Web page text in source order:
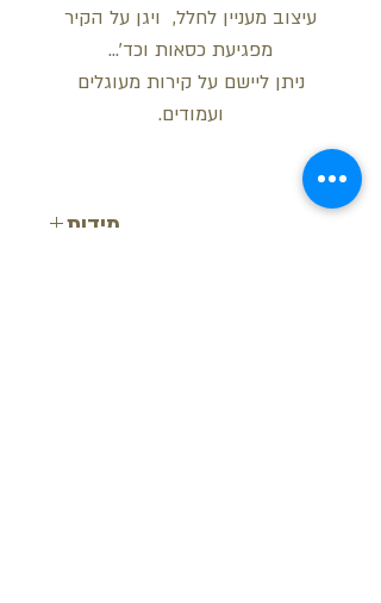
עיצוב מעניין לחלל, ויגן על הקיר
מפגיעת כסאות וכד'...
ניתן ליישם על קירות מעוגלים
ועמודים.
מידות